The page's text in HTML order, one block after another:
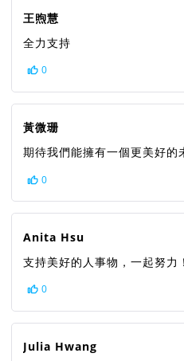
王煦慧
全力支持
0
黃微珊
期待我們能擁有一個更美好的
0
Anita Hsu
支持美好的人事物，一起努力
0
Julia Hwang